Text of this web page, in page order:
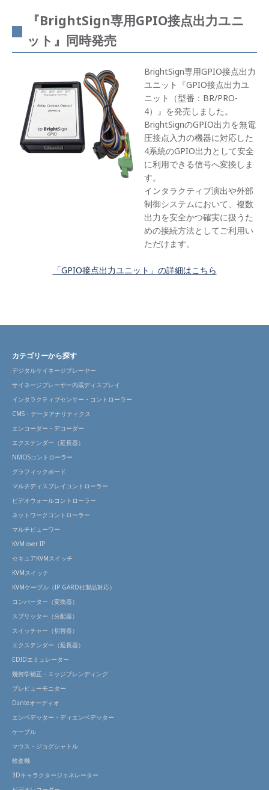
『BrightSign専用GPIO接点出力ユニ
ット』同時発売
BrightSign専用GPIO接点出力
ユニット『GPIO接点出力ユ
ニット（型番：BR/PRO-
4）』を発売しました。
BrightSignのGPIO出力を無電
圧接点入力の機器に対応した
4系統のGPIO出力として安全
に利用できる信号へ変換しま
す。
インタラクティブ演出や外部
制御システムにおいて、複数
出力を安全かつ確実に扱うた
めの接続方法としてご利用い
ただけます。
「GPIO接点出力ユニット」の詳細はこちら
カテゴリーから探す
デジタルサイネージプレーヤー
サイネージプレーヤー内蔵ディスプレイ
インタラクティブセンサー・コントローラー
CMS・データアナリティクス
エンコーダー・デコーダー
エクステンダー（延長器）
NMOSコントローラー
グラフィックボード
マルチディスプレイコントローラー
ビデオウォールコントローラー
ネットワークコントローラー
マルチビューワー
KVM over IP
セキュアKVMスイッチ
KVMスイッチ
KVMケーブル（IP GARD社製品対応）
コンバーター（変換器）
スプリッター（分配器）
スイッチャー（切替器）
エクステンダー（延長器）
EDIDエミュレーター
幾何学補正・エッジブレンディング
プレビューモニター
Danteオーディオ
エンベデッター・ディエンベデッター
ケーブル
マウス・ジョグシャトル
検査機
3Dキャラクタージェネレーター